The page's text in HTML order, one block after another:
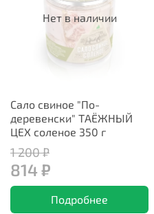
Нет в наличии
Сало свиное "По-
деревенски" ТАЁЖНЫЙ
ЦЕХ соленое 350 г
1 200 ₽
814 ₽
Подробнее